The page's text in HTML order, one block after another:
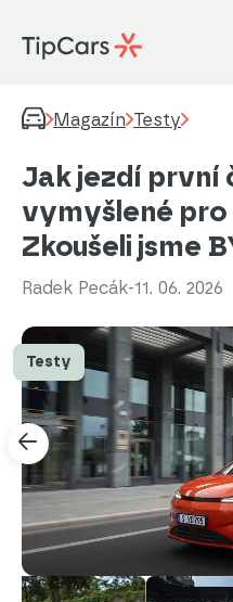
Magazín Testy
Jak jezdí první
vymyšlené pro
Zkoušeli jsme
Radek Pecák-11. 06. 2026
Testy